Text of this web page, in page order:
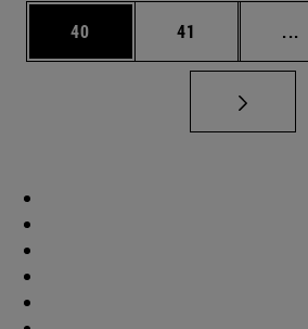
Página
40 Página
41 ...